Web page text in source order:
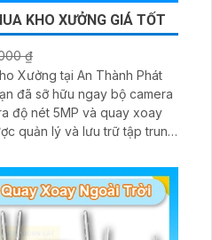
KHO XƯỞNG GIÁ TỐT
₫
Xưởng tại An Thành Phát
đã sỡ hữu ngay bộ camera
độ nét 5MP và quay xoay
quản lý và lưu trữ tập trung